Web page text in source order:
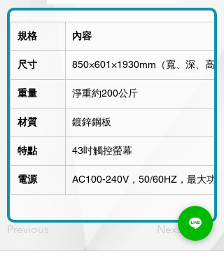
規格 內容
尺寸 850×601×1930mm（寬、深、高）
重量 淨重約200公斤
材質 鍍鋅鋼板
特點 43吋觸控螢幕
電源 AC100-240V，50/60HZ，最大功
Previous Next